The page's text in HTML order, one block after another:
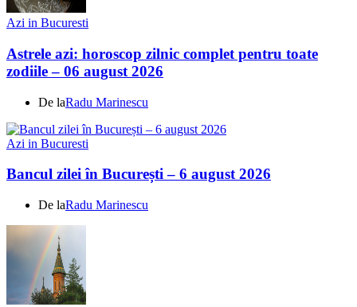
Azi in Bucuresti
Astrele azi: horoscop zilnic complet pentru toate
zodiile – 06 august 2026
De laRadu Marinescu
Azi in Bucuresti
Bancul zilei în București – 6 august 2026
De laRadu Marinescu